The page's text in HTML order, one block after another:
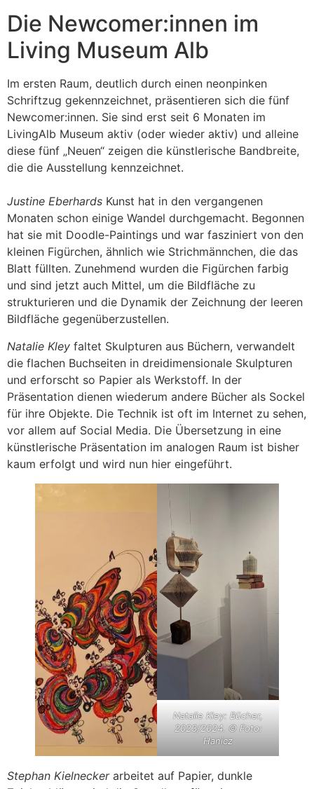
Die Newcomer:innen im
Living Museum Alb
Im ersten Raum, deutlich durch einen neonpinken
Schriftzug gekennzeichnet, präsentieren sich die fünf
Newcomer:innen. Sie sind erst seit 6 Monaten im
LivingAlb Museum aktiv (oder wieder aktiv) und alleine
diese fünf „Neuen“ zeigen die künstlerische Bandbreite,
die die Ausstellung kennzeichnet.
Justine Eberhards Kunst hat in den vergangenen
Monaten schon einige Wandel durchgemacht. Begonnen
hat sie mit Doodle-Paintings und war fasziniert von den
kleinen Figürchen, ähnlich wie Strichmännchen, die das
Blatt füllten. Zunehmend wurden die Figürchen farbig
und sind jetzt auch Mittel, um die Bildfläche zu
strukturieren und die Dynamik der Zeichnung der leeren
Bildfläche gegenüberzustellen.
Natalie Kley faltet Skulpturen aus Büchern, verwandelt
die flachen Buchseiten in dreidimensionale Skulpturen
und erforscht so Papier als Werkstoff. In der
Präsentation dienen wiederum andere Bücher als Sockel
für ihre Objekte. Die Technik ist oft im Internet zu sehen,
vor allem auf Social Media. Die Übersetzung in eine
künstlerische Präsentation im analogen Raum ist bisher
kaum erfolgt und wird nun hier eingeführt.
Natalie Kley: Bücher,
2023/2024. © Foto:
Hanicz
Stephan Kielnecker arbeitet auf Papier, dunkle